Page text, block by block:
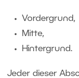
Vordergrund,
Mitte,
Hintergrund.
Jeder dieser